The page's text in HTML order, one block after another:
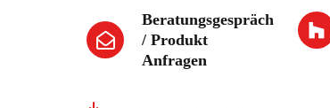
Beratungsgespräch
/ Produkt
Anfragen